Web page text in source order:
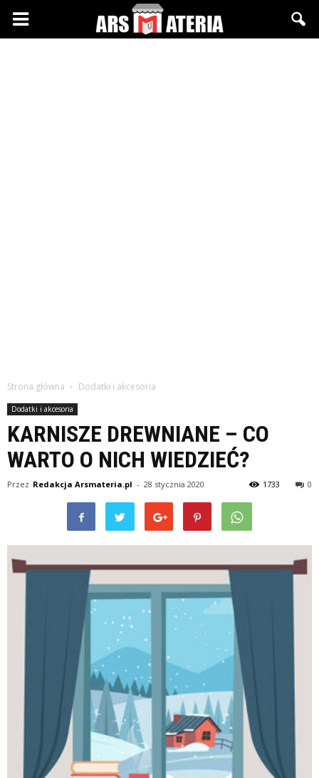
Arsmateria.pl
Strona główna Dodatki i akcesoria
Dodatki i akcesoria
KARNISZE DREWNIANE – CO
WARTO O NICH WIEDZIEĆ?
Przez Redakcja Arsmateria.pl - 28 stycznia 2020 0
1733